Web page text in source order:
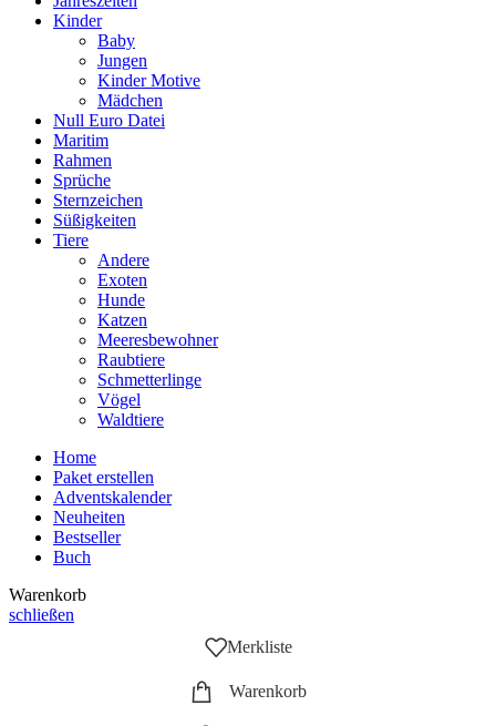
Kinder
Baby
Jungen
Kinder Motive
Mädchen
Null Euro Datei
Maritim
Rahmen
Sprüche
Sternzeichen
Süßigkeiten
Tiere
Andere
Exoten
Hunde
Katzen
Meeresbewohner
Raubtiere
Schmetterlinge
Vögel
Waldtiere
Home
Paket erstellen
Adventskalender
Neuheiten
Bestseller
Buch
Warenkorb
schließen
Merkliste
Warenkorb